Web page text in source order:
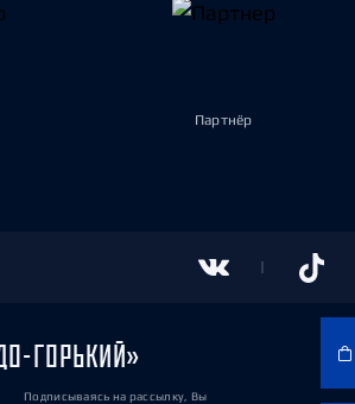
Партнёр
ГОРЬКИЙ»
Подписываясь на рассылку, Вы